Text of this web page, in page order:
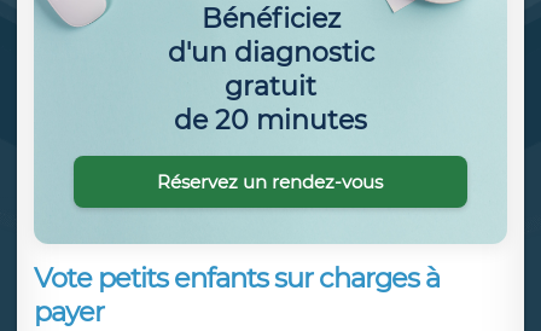
Vote petits enfants sur charges à
payer
Bénéficiez
d'un diagnostic
gratuit
de 20 minutes
Réservez un rendez-vous